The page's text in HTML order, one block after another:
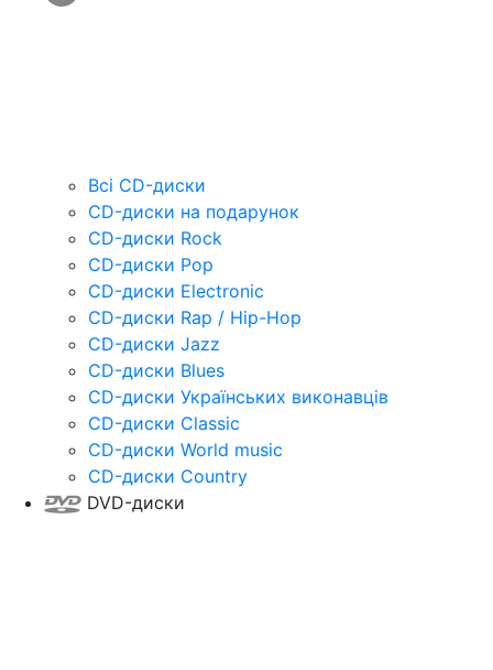
Всі CD-диски
CD-диски на подарунок
CD-диски Rock
CD-диски Pop
CD-диски Electronic
CD-диски Rap / Hip-Hop
CD-диски Jazz
CD-диски Blues
CD-диски Українських виконавців
CD-диски Classic
CD-диски World music
CD-диски Country
DVD-диски